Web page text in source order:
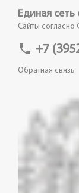
Единая
Сайты
phone +7
Обратная связь